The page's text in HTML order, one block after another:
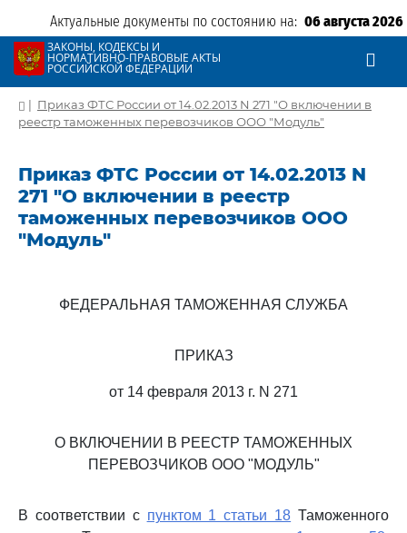
Актуальные документы по состоянию на: 06 августа 2026
ЗАКОНЫ, КОДЕКСЫ И
НОРМАТИВНО-ПРАВОВЫЕ АКТЫ
РОССИЙСКОЙ ФЕДЕРАЦИИ
| Приказ ФТС России от 14.02.2013 N 271 "О включении в
реестр таможенных перевозчиков ООО "Модуль"
Приказ ФТС России от 14.02.2013 N
271 "О включении в реестр
таможенных перевозчиков ООО
"Модуль"
ФЕДЕРАЛЬНАЯ ТАМОЖЕННАЯ СЛУЖБА
ПРИКАЗ
от 14 февраля 2013 г. N 271
О ВКЛЮЧЕНИИ В РЕЕСТР ТАМОЖЕННЫХ
ПЕРЕВОЗЧИКОВ ООО "МОДУЛЬ"
В соответствии с пунктом 1 статьи 18 Таможенного